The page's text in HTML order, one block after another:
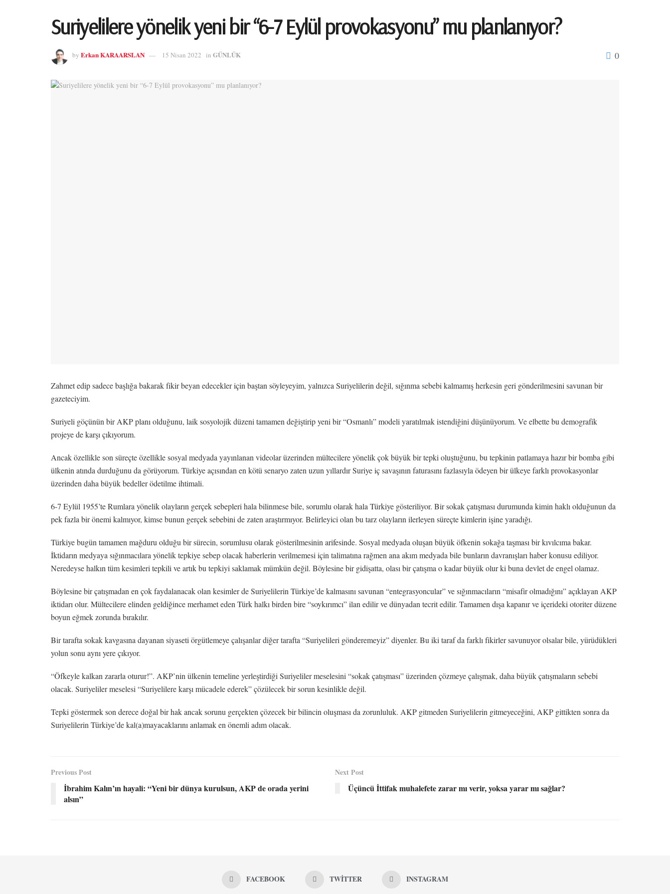
Suriyelilere yönelik yeni bir “6-7 Eylül provokasyonu” mu planlanıyor?
by Erkan KARAARSLAN 15 Nisan 2022 in GÜNLÜK 0
Zahmet edip sadece başlığa bakarak fikir beyan edecekler için baştan söyleyeyim, yalnızca Suriyelilerin değil, sığınma sebebi kalmamış herkesin geri gönderilmesini savunan bir
gazeteciyim.
Suriyeli göçünün bir AKP planı olduğunu, laik sosyolojik düzeni tamamen değiştirip yeni bir “Osmanlı” modeli yaratılmak istendiğini düşünüyorum. Ve elbette bu demografik
projeye de karşı çıkıyorum.
Ancak özellikle son süreçte özellikle sosyal medyada yayınlanan videolar üzerinden mültecilere yönelik çok büyük bir tepki oluştuğunu, bu tepkinin patlamaya hazır bir bomba gibi
ülkenin atında durduğunu da görüyorum. Türkiye açısından en kötü senaryo zaten uzun yıllardır Suriye iç savaşının faturasını fazlasıyla ödeyen bir ülkeye farklı provokasyonlar
üzerinden daha büyük bedeller ödetilme ihtimali.
6-7 Eylül 1955’te Rumlara yönelik olayların gerçek sebepleri hala bilinmese bile, sorumlu olarak hala Türkiye gösteriliyor. Bir sokak çatışması durumunda kimin haklı olduğunun da
pek fazla bir önemi kalmıyor, kimse bunun gerçek sebebini de zaten araştırmıyor. Belirleyici olan bu tarz olayların ilerleyen süreçte kimlerin işine yaradığı.
Türkiye bugün tamamen mağduru olduğu bir sürecin, sorumlusu olarak gösterilmesinin arifesinde. Sosyal medyada oluşan büyük öfkenin sokağa taşması bir kıvılcıma bakar.
İktidarın medyaya sığınmacılara yönelik tepkiye sebep olacak haberlerin verilmemesi için talimatına rağmen ana akım medyada bile bunların davranışları haber konusu ediliyor.
Neredeyse halkın tüm kesimleri tepkili ve artık bu tepkiyi saklamak mümkün değil. Böylesine bir gidişatta, olası bir çatışma o kadar büyük olur ki buna devlet de engel olamaz.
Böylesine bir çatışmadan en çok faydalanacak olan kesimler de Suriyelilerin Türkiye’de kalmasını savunan “entegrasyoncular” ve sığınmacıların “misafir olmadığını” açıklayan AKP
iktidarı olur. Mültecilere elinden geldiğince merhamet eden Türk halkı birden bire “soykırımcı” ilan edilir ve dünyadan tecrit edilir. Tamamen dışa kapanır ve içerideki otoriter düzene
boyun eğmek zorunda bırakılır.
Bir tarafta sokak kavgasına dayanan siyaseti örgütlemeye çalışanlar diğer tarafta “Suriyelileri gönderemeyiz” diyenler. Bu iki taraf da farklı fikirler savunuyor olsalar bile, yürüdükleri
yolun sonu aynı yere çıkıyor.
“Öfkeyle kalkan zararla oturur!”. AKP’nin ülkenin temeline yerleştirdiği Suriyeliler meselesini “sokak çatışması” üzerinden çözmeye çalışmak, daha büyük çatışmaların sebebi
olacak. Suriyeliler meselesi “Suriyelilere karşı mücadele ederek” çözülecek bir sorun kesinlikle değil.
Tepki göstermek son derece doğal bir hak ancak sorunu gerçekten çözecek bir bilincin oluşması da zorunluluk. AKP gitmeden Suriyelilerin gitmeyeceğini, AKP gittikten sonra da
Suriyelilerin Türkiye’de kal(a)mayacaklarını anlamak en önemli adım olacak.
Previous Post
İbrahim Kalın’ın hayali: “Yeni bir dünya kurulsun, AKP de orada yerini
alsın”
Next Post
Üçüncü İttifak muhalefete zarar mı verir, yoksa yarar mı sağlar?
FACEBOOK TWITTER INSTAGRAM